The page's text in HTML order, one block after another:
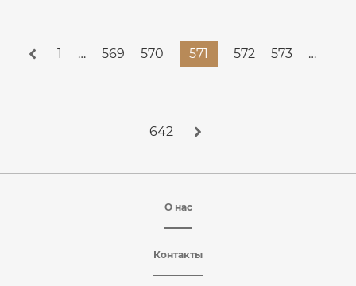
1 … 569 570 571 572 573 …
642
О нас
Контакты